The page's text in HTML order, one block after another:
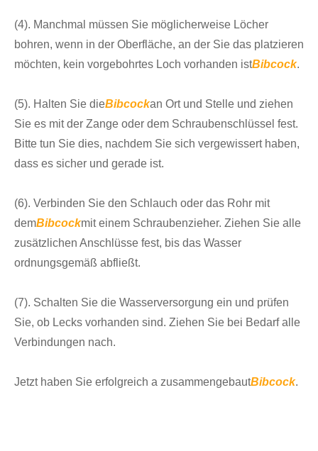
(4). Manchmal müssen Sie möglicherweise Löcher
bohren, wenn in der Oberfläche, an der Sie das platzieren
möchten, kein vorgebohrtes Loch vorhanden istBibcock.
(5). Halten Sie dieBibcockan Ort und Stelle und ziehen
Sie es mit der Zange oder dem Schraubenschlüssel fest.
Bitte tun Sie dies, nachdem Sie sich vergewissert haben,
dass es sicher und gerade ist.
(6). Verbinden Sie den Schlauch oder das Rohr mit
demBibcockmit einem Schraubenzieher. Ziehen Sie alle
zusätzlichen Anschlüsse fest, bis das Wasser
ordnungsgemäß abfließt.
(7). Schalten Sie die Wasserversorgung ein und prüfen
Sie, ob Lecks vorhanden sind. Ziehen Sie bei Bedarf alle
Verbindungen nach.
Jetzt haben Sie erfolgreich a zusammengebautBibcock.